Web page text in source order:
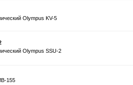
Olympus KV-5
Olympus SSU-2
155